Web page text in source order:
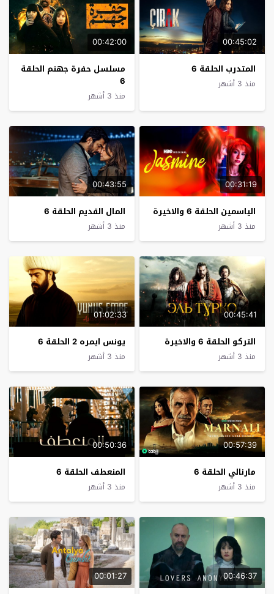
00:45:02
المتدرب الحلقة 6
منذ 3 أشهر
00:42:00
مسلسل حفرة جهنم الحلقة
6
منذ 3 أشهر
00:31:19
الياسمين الحلقة 6 والاخيرة
منذ 3 أشهر
00:43:55
المال القديم الحلقة 6
منذ 3 أشهر
00:45:41
التركو الحلقة 6 والاخيرة
منذ 3 أشهر
01:02:33
يونس ايمره 2 الحلقة 6
منذ 3 أشهر
00:57:39
مارنالي الحلقة 6
منذ 3 أشهر
00:50:36
المنعطف الحلقة 6
منذ 3 أشهر
00:46:37
00:01:27